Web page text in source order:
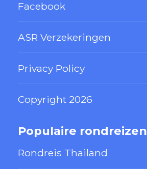
Facebook
ASR Verzekeringen
Privacy Policy
Copyright 2026
Populaire rondreizen
Rondreis Thailand